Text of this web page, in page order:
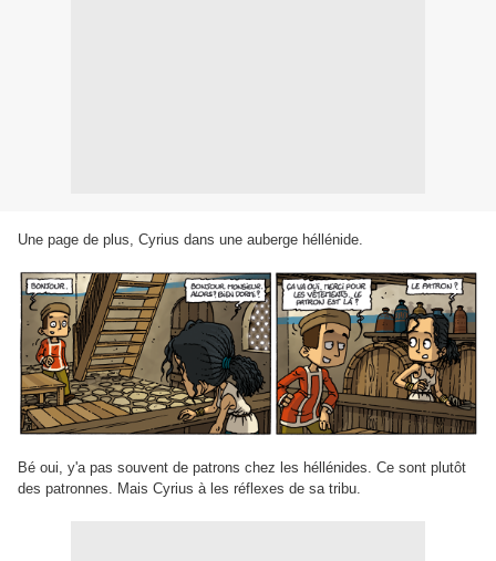
Une page de plus, Cyrius dans une auberge héllénide.
Bé oui, y'a pas souvent de patrons chez les héllénides. Ce sont plutôt
des patronnes. Mais Cyrius à les réflexes de sa tribu.